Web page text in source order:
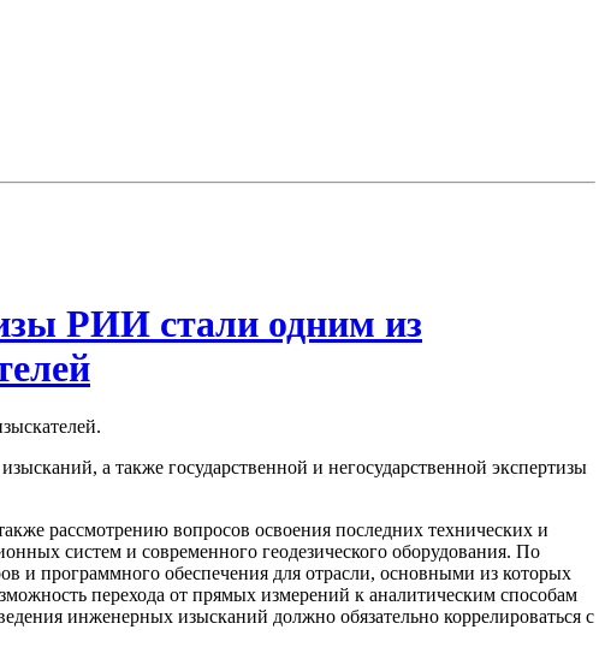
РИИ стали одним из
а также государственной и негосударственной экспертизы
рассмотрению вопросов освоения последних технических и
систем и современного геодезического оборудования. По
и программного обеспечения для отрасли, основными из которых
перехода от прямых измерений к аналитическим способам
инженерных изысканий должно обязательно коррелироваться с